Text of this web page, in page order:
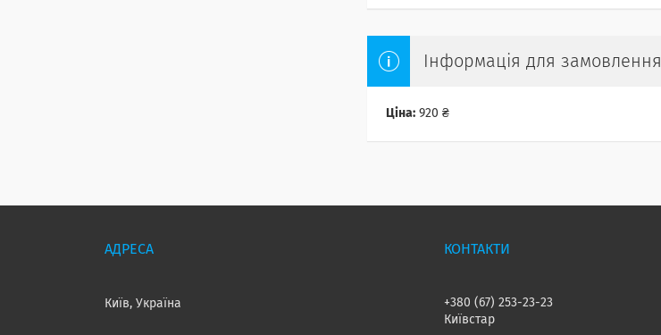
Інформація для замовлення
Ціна: 920 ₴
Київ, Україна
+380 (67) 253-23-23
Київстар